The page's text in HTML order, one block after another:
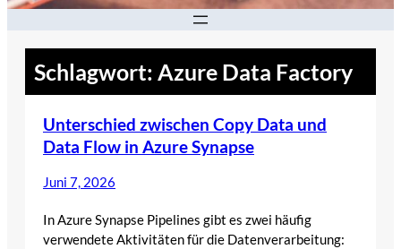
Schlagwort: Azure Data Factory
Unterschied zwischen Copy Data und
Data Flow in Azure Synapse
Juni 7, 2026
In Azure Synapse Pipelines gibt es zwei häufig
verwendete Aktivitäten für die Datenverarbeitung: